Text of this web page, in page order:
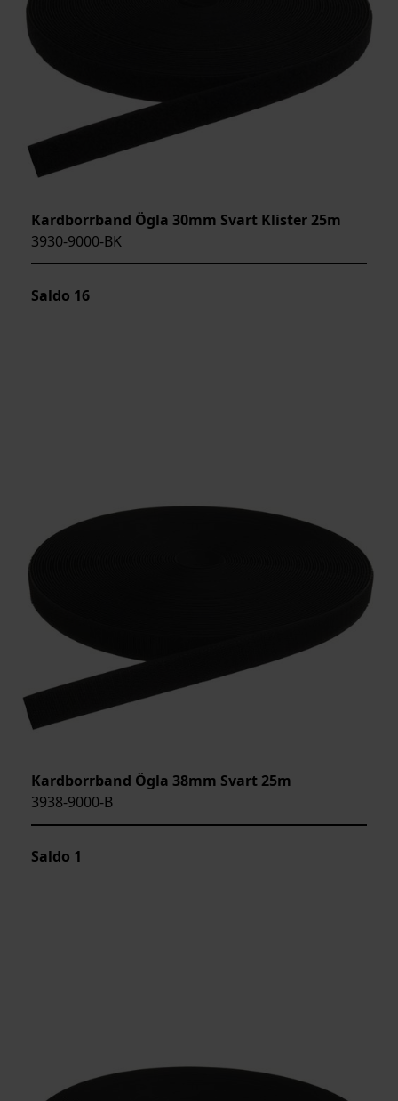
Kardborrband Ögla 30mm Svart Klister 25m
3930-9000-BK
Saldo 16
Kardborrband Ögla 38mm Svart 25m
3938-9000-B
Saldo 1